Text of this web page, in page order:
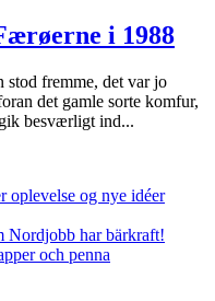
i 1988
stod fremme, det var jo
det gamle sorte komfur,
besværligt ind...
oplevelse og nye idéer
Nordjobb har bärkraft!
och penna